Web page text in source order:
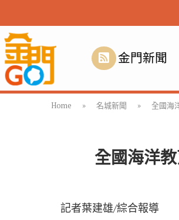
金門新聞
Home » 名城新聞 » 全國海
全國海洋
記者葉建雄/綜合報導